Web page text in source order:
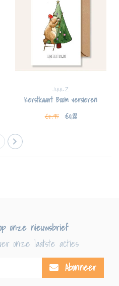
JUULZ
Kerstkaart Boom versieren
€2,95 €0,88
onze nieuwsbrief
onze laatste acties
Abonneer